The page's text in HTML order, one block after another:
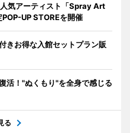
気アーティスト「Spray Art
UP STOREを開催
きお得な入館セットプラン販
活！"ぬくもり"を全身で感じる
る